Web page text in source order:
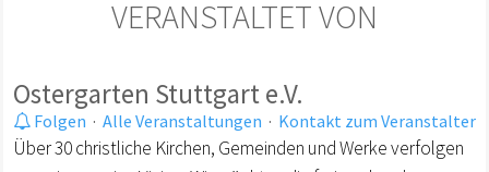
VERANSTALTET VON
Ostergarten Stuttgart e.V.
Folgen · Alle Veranstaltungen · Kontakt zum Veranstalter
Über 30 christliche Kirchen, Gemeinden und Werke verfolgen